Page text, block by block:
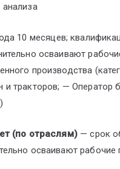
10 месяцев;
осваивают
производства
тракторов; — Оператор
(по отраслям)— срок
осваивают